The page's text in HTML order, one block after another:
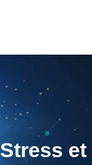
Stress